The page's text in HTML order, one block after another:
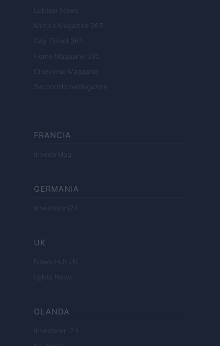
Lgbtqia News
Motors Magazine 365
Day Travel 365
Home Magazine 365
Cineverse Magazine
SecondHomeMagazine
FRANCIA
InvestirMag
GERMANIA
Investieren24
UK
News Hub UK
Lgbtq News
OLANDA
Investeren 24